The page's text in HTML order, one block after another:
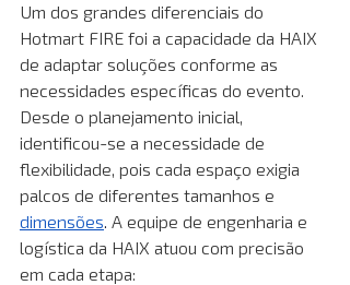
Um dos grandes diferenciais do
Hotmart FIRE foi a capacidade da HAIX
de adaptar soluções conforme as
necessidades específicas do evento.
Desde o planejamento inicial,
identificou-se a necessidade de
flexibilidade, pois cada espaço exigia
palcos de diferentes tamanhos e
dimensões. A equipe de engenharia e
logística da HAIX atuou com precisão
em cada etapa: